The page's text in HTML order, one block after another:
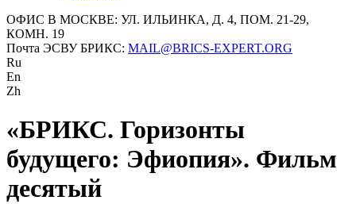
ОФИС В МОСКВЕ: УЛ. ИЛЬИНКА, Д. 4, ПОМ. 21-29,
КОМН. 19
Почта ЭСВУ БРИКС: MAIL@BRICS-EXPERT.ORG
Ru
En
Zh
«БРИКС. Горизонты
будущего: Эфиопия». Фильм
десятый